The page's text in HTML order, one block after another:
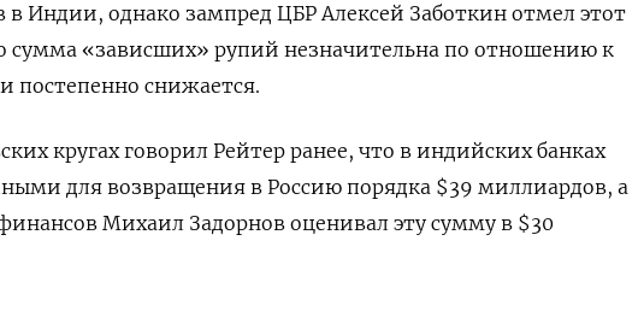
в Индии, однако зампред ЦБР Алексей Заботкин отмел этот
сумма «зависших» рупий незначительна по отношению к
постепенно снижается.
кругах говорил Рейтер ранее, что в индийских банках
для возвращения в Россию порядка $39 миллиардов, а
Михаил Задорнов оценивал эту сумму в $30